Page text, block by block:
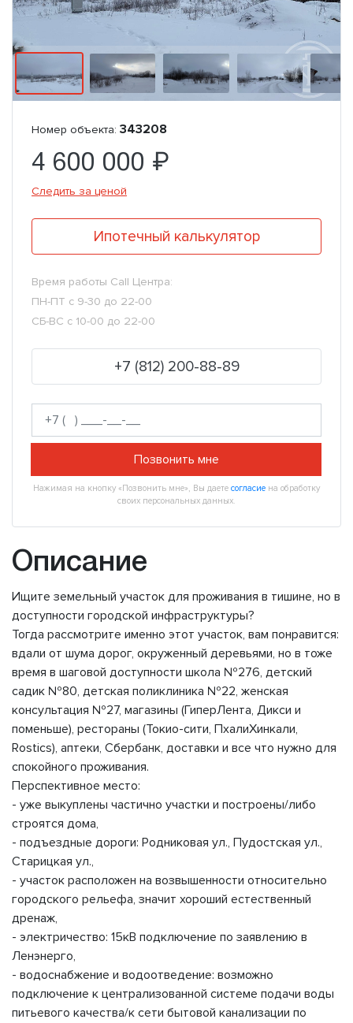
Номер объекта: 343208
4 600 000 ₽
Следить за ценой
Ипотечный калькулятор
Время работы Call Центра:
ПН-ПТ с 9-30 до 22-00
СБ-ВС с 10-00 до 22-00
+7 (812) 200-88-89
Позвонить мне
Нажимая на кнопку «Позвонить мне», Вы даете согласие на обработку
своих персональных данных.
Описание
Ищите земельный участок для проживания в тишине, но в
доступности городской инфраструктуры?
Тогда рассмотрите именно этот участок, вам понравится:
вдали от шума дорог, окруженный деревьями, но в тоже
время в шаговой доступности школа №276, детский
садик №80, детская поликлиника №22, женская
консультация №27, магазины (ГиперЛента, Дикси и
поменьше), рестораны (Токио-сити, ПхалиХинкали,
Rostics), аптеки, Сбербанк, доставки и все что нужно для
спокойного проживания.
Перспективное место:
- уже выкуплены частично участки и построены/либо
строятся дома,
- подъездные дороги: Родниковая ул., Пудостская ул.,
Старицкая ул.,
- участок расположен на возвышенности относительно
городского рельефа, значит хороший естественный
дренаж,
- электричество: 15кВ подключение по заявлению в
Ленэнерго,
- водоснабжение и водоотведение: возможно
подключение к централизованной системе подачи воды
питьевого качества/к сети бытовой канализации по